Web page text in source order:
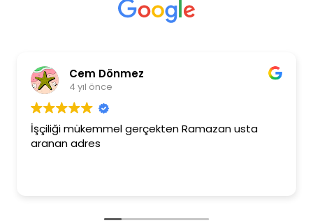
Cem Dönmez
4 yıl önce
İşçiliği mükemmel gerçekten Ramazan usta
aranan adres